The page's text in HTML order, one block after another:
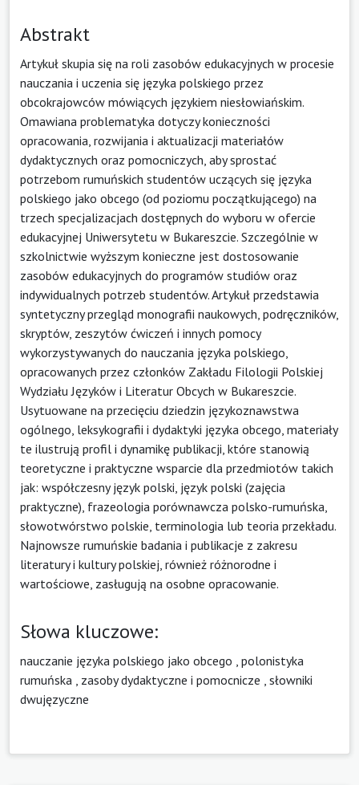
Abstrakt
Artykuł skupia się na roli zasobów edukacyjnych w procesie
nauczania i uczenia się języka polskiego przez
obcokrajowców mówiących językiem niesłowiańskim.
Omawiana problematyka dotyczy konieczności
opracowania, rozwijania i aktualizacji materiałów
dydaktycznych oraz pomocniczych, aby sprostać
potrzebom rumuńskich studentów uczących się języka
polskiego jako obcego (od poziomu początkującego) na
trzech specjalizacjach dostępnych do wyboru w ofercie
edukacyjnej Uniwersytetu w Bukareszcie. Szczególnie w
szkolnictwie wyższym konieczne jest dostosowanie
zasobów edukacyjnych do programów studiów oraz
indywidualnych potrzeb studentów. Artykuł przedstawia
syntetyczny przegląd monografii naukowych, podręczników,
skryptów, zeszytów ćwiczeń i innych pomocy
wykorzystywanych do nauczania języka polskiego,
opracowanych przez członków Zakładu Filologii Polskiej
Wydziału Języków i Literatur Obcych w Bukareszcie.
Usytuowane na przecięciu dziedzin językoznawstwa
ogólnego, leksykografii i dydaktyki języka obcego, materiały
te ilustrują profil i dynamikę publikacji, które stanowią
teoretyczne i praktyczne wsparcie dla przedmiotów takich
jak: współczesny język polski, język polski (zajęcia
praktyczne), frazeologia porównawcza polsko-rumuńska,
słowotwórstwo polskie, terminologia lub teoria przekładu.
Najnowsze rumuńskie badania i publikacje z zakresu
literatury i kultury polskiej, również różnorodne i
wartościowe, zasługują na osobne opracowanie.
Słowa kluczowe:
nauczanie języka polskiego jako obcego polonistyka
rumuńska
zasoby dydaktyczne i pomocnicze słowniki
dwujęzyczne